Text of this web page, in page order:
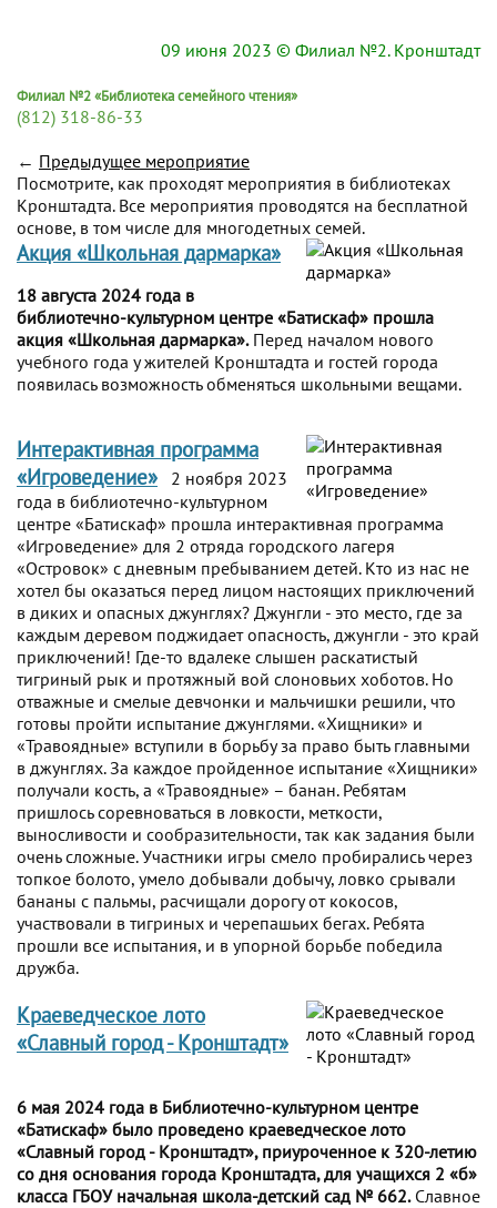
09 июня 2023 © Филиал №2. Кронштадт
Филиал №2 «Библиотека семейного чтения»
(812) 318-86-33
← Предыдущее мероприятие
Посмотрите, как проходят мероприятия в библиотеках
Кронштадта. Все мероприятия проводятся на бесплатной
основе, в том числе для многодетных семей.
Акция «Школьная дармарка»
18 августа 2024 года в
библиотечно-культурном центре «Батискаф» прошла
акция «Школьная дармарка».Перед началом нового
учебного года у жителей Кронштадта и гостей города
появилась возможность обменяться школьными вещами.
Интерактивная программа
«Игроведение»
2 ноября 2023
года в библиотечно-культурном
центре «Батискаф» прошла интерактивная программа
«Игроведение» для 2 отряда городского лагеря
«Островок» с дневным пребыванием детей. Кто из нас не
хотел бы оказаться перед лицом настоящих приключений
в диких и опасных джунглях? Джунгли - это место, где за
каждым деревом поджидает опасность, джунгли - это край
приключений! Где-то вдалеке слышен раскатистый
тигриный рык и протяжный вой слоновьих хоботов. Но
отважные и смелые девчонки и мальчишки решили, что
готовы пройти испытание джунглями. «Хищники» и
«Травоядные» вступили в борьбу за право быть главными
в джунглях. За каждое пройденное испытание «Хищники»
получали кость, а «Травоядные» – банан. Ребятам
пришлось соревноваться в ловкости, меткости,
выносливости и сообразительности, так как задания были
очень сложные. Участники игры смело пробирались через
топкое болото, умело добывали добычу, ловко срывали
бананы с пальмы, расчищали дорогу от кокосов,
участвовали в тигриных и черепашьих бегах. Ребята
прошли все испытания, и в упорной борьбе победила
дружба.
Краеведческое лото
«Славный город - Кронштадт»
6 мая 2024 года в Библиотечно-культурном центре
«Батискаф» было проведено краеведческое лото
«Славный город - Кронштадт», приуроченное к 320-летию
со дня основания города Кронштадта, для учащихся 2 «б»
класса ГБОУ начальная школа-детский сад № 662.Славное